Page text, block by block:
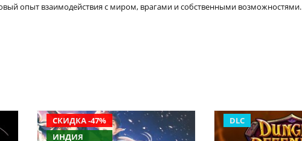
опыт взаимодействия с миром, врагами и собственными возможностями.
СКИДКА -47%
ИНДИЯ
DLC